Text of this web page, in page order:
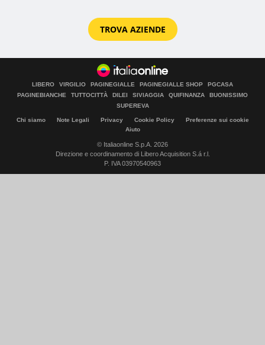
TROVA AZIENDE
LIBERO VIRGILIO PAGINEGIALLE PAGINEGIALLE SHOP
PGCASA
PAGINEBIANCHE
TUTTOCITTÀ DILEI SIVIAGGIA QUIFINANZA
BUONISSIMO
SUPEREVA
Chi siamo Note Legali Privacy Cookie Policy
Preferenze sui cookie
Aiuto
© Italiaonline S.p.A. 2026
Direzione e coordinamento di Libero Acquisition S.á r.l.
P. IVA 03970540963